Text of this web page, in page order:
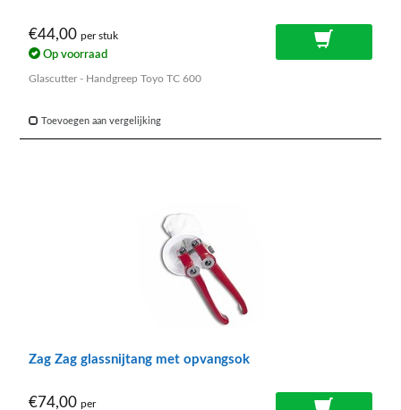
€44,00 per stuk
Op voorraad
Glascutter - Handgreep Toyo TC 600
Toevoegen aan vergelijking
Zag Zag glassnijtang met opvangsok
€74,00 per